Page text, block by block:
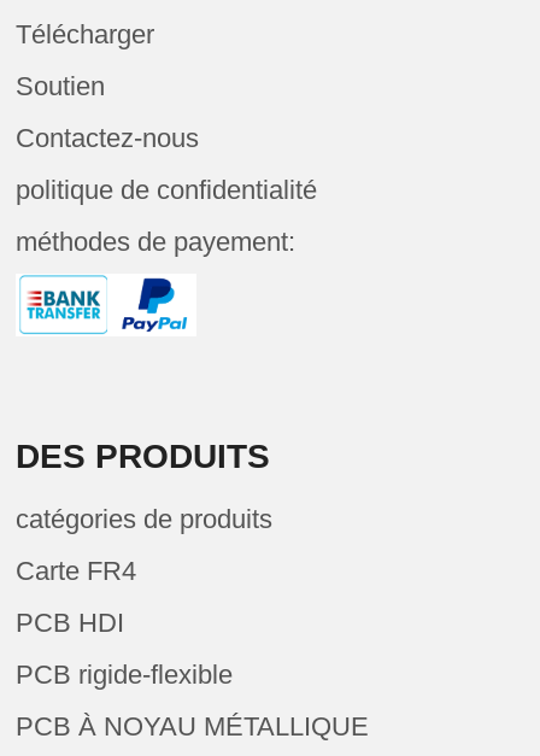
Télécharger
Soutien
Contactez-nous
politique de confidentialité
méthodes de payement:
DES PRODUITS
catégories de produits
Carte FR4
PCB HDI
PCB rigide-flexible
PCB À NOYAU MÉTALLIQUE